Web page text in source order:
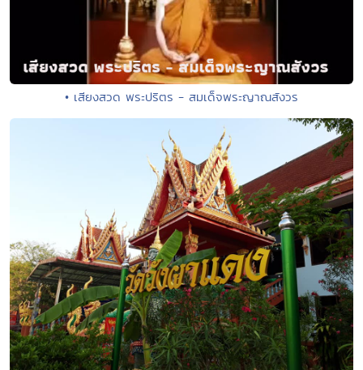
• เสียงสวด พระปริตร - สมเด็จพระญาณสังวร